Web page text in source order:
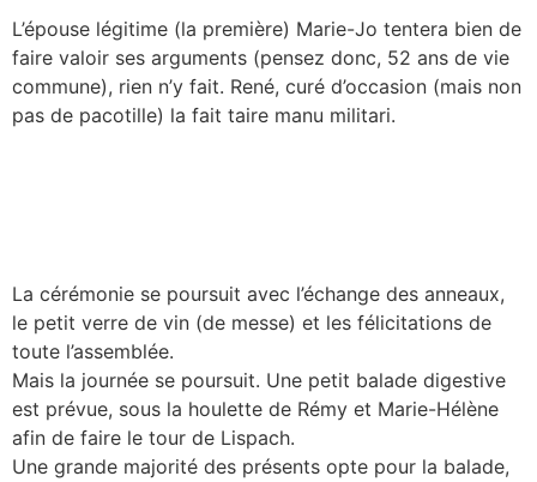
L’épouse légitime (la première) Marie-Jo tentera bien de
faire valoir ses arguments (pensez donc, 52 ans de vie
commune), rien n’y fait. René, curé d’occasion (mais non
pas de pacotille) la fait taire manu militari.
La cérémonie se poursuit avec l’échange des anneaux,
le petit verre de vin (de messe) et les félicitations de
toute l’assemblée.
Mais la journée se poursuit. Une petit balade digestive
est prévue, sous la houlette de Rémy et Marie-Hélène
afin de faire le tour de Lispach.
Une grande majorité des présents opte pour la balade,